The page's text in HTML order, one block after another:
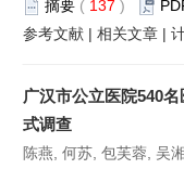
摘要 ( 137 )
参考文献 | 相关文章 |
广汉市公立医院540
式调查
陈燕, 何苏, 包芙蓉, 吴